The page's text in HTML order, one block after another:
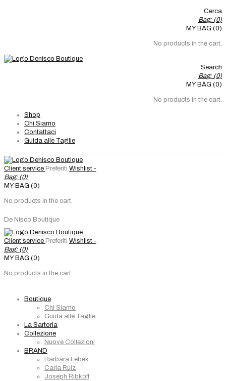
Cerca
Bag: (0)
MY BAG (0)
No products in the cart.
Search
Bag: (0)
MY BAG (0)
No products in the cart.
Shop
Chi Siamo
Contattaci
Guida alle Taglie
Client service Preferiti Wishlist -
Bag: (0)
MY BAG (0)
No products in the cart.
De Nisco Boutique
Client service Preferiti Wishlist -
Bag: (0)
MY BAG (0)
No products in the cart.
Boutique
Chi Siamo
Guida alle Taglie
La Sartoria
Collezione
Nuove Collezioni
BRAND
Barbara Lebek
Carla Ruiz
Joseph Ribkoff